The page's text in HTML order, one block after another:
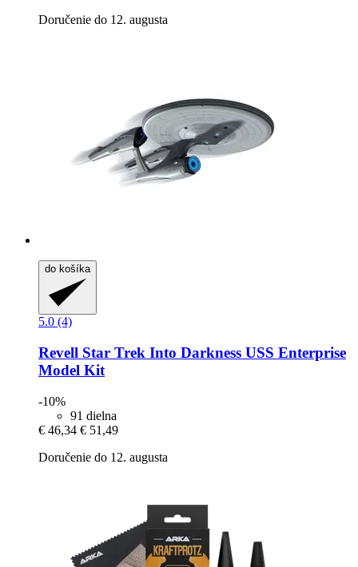
Doručenie do 12. augusta
do košíka
5.0 (4)
Revell Star Trek Into Darkness USS Enterprise
Model Kit
-10%
91 dielna
€ 46,34 € 51,49
Doručenie do 12. augusta